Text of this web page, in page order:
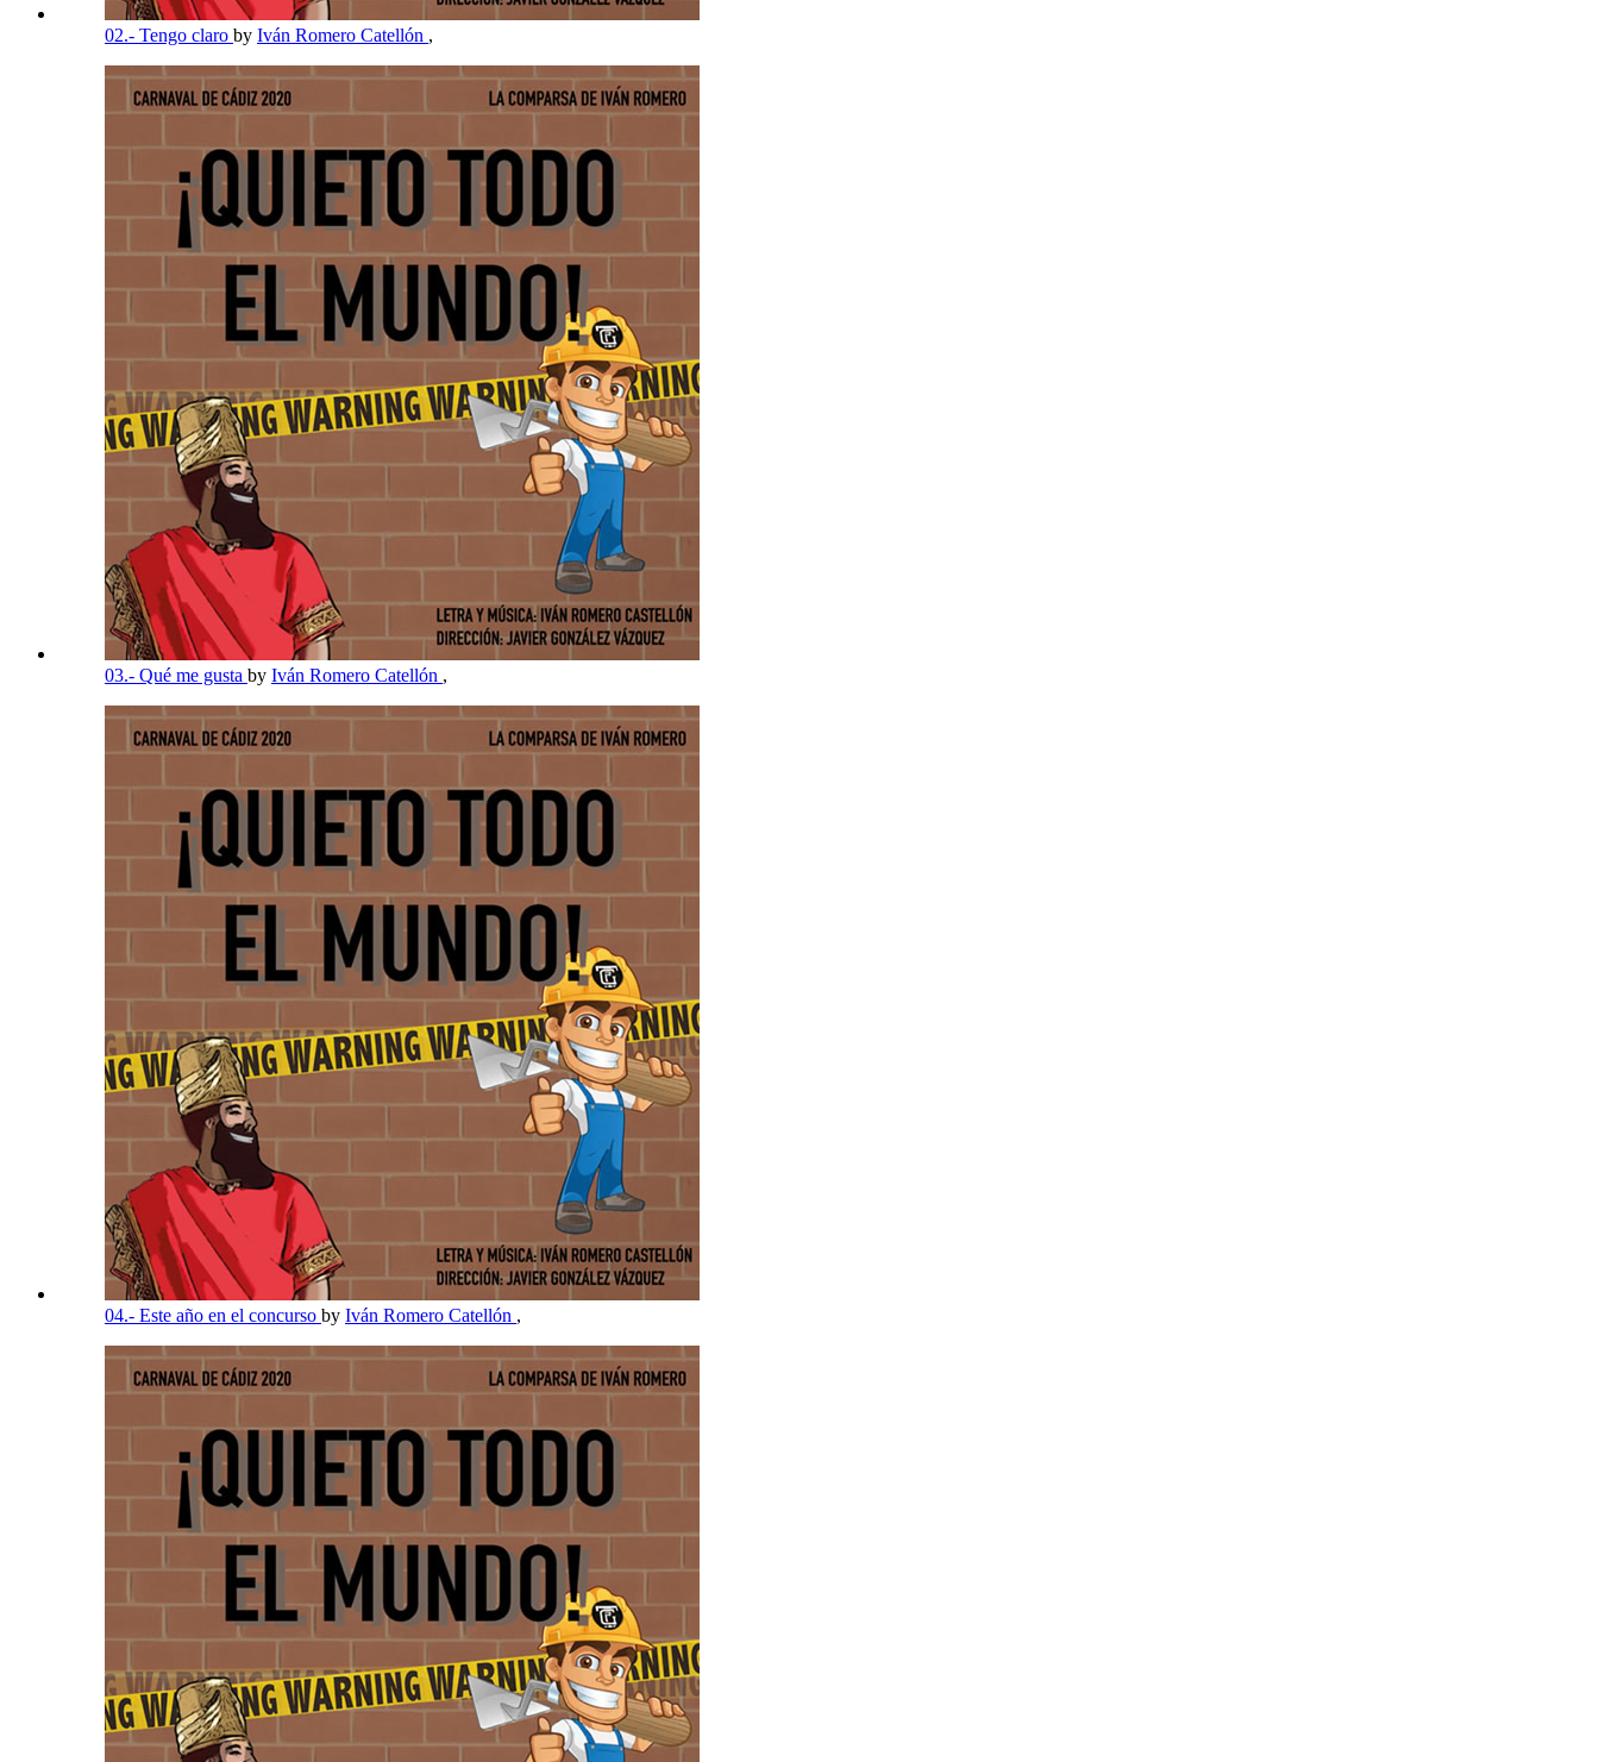
02.- Tengo claro by Iván Romero Catellón ,
03.- Qué me gusta by Iván Romero Catellón ,
04.- Este año en el concurso by Iván Romero Catellón ,